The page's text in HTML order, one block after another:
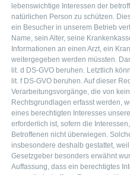
lebenswichtige Interessen der
natürlichen Person zu schützen.
ein Besucher in unserem Betrieb
Name, sein Alter, seine
Informationen an einen Arzt, ein
weitergegeben werden müssten.
lit. d DS-GVO beruhen. Letztlich
lit. f DS-GVO beruhen. Auf dieser
Verarbeitungsvorgänge, die von
Rechtsgrundlagen erfasst werden,
eines berechtigten Interesses
erforderlich ist, sofern die
Betroffenen nicht überwiegen.
insbesondere deshalb gestattet,
Gesetzgeber besonders erwähnt
Auffassung, dass ein berechtigtes